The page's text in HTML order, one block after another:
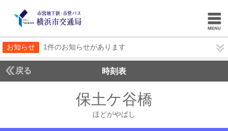
お知らせ 1件のお知らせがあります
戻る 時刻表
保土ケ谷橋
ほどがやばし